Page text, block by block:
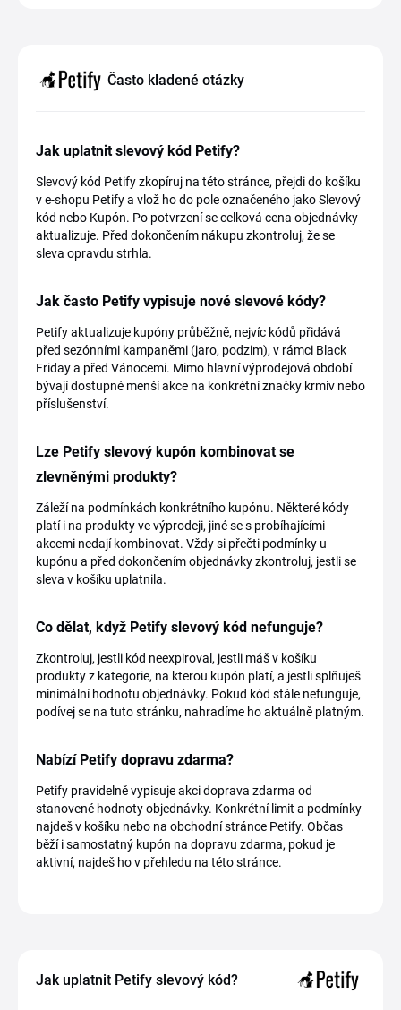
Často kladené otázky
Jak uplatnit slevový kód Petify?
Slevový kód Petify zkopíruj na této stránce, přejdi do košíku
v e-shopu Petify a vlož ho do pole označeného jako Slevový
kód nebo Kupón. Po potvrzení se celková cena objednávky
aktualizuje. Před dokončením nákupu zkontroluj, že se
sleva opravdu strhla.
Jak často Petify vypisuje nové slevové kódy?
Petify aktualizuje kupóny průběžně, nejvíc kódů přidává
před sezónními kampaněmi (jaro, podzim), v rámci Black
Friday a před Vánocemi. Mimo hlavní výprodejová období
bývají dostupné menší akce na konkrétní značky krmiv nebo
příslušenství.
Lze Petify slevový kupón kombinovat se
zlevněnými produkty?
Záleží na podmínkách konkrétního kupónu. Některé kódy
platí i na produkty ve výprodeji, jiné se s probíhajícími
akcemi nedají kombinovat. Vždy si přečti podmínky u
kupónu a před dokončením objednávky zkontroluj, jestli se
sleva v košíku uplatnila.
Co dělat, když Petify slevový kód nefunguje?
Zkontroluj, jestli kód neexpiroval, jestli máš v košíku
produkty z kategorie, na kterou kupón platí, a jestli splňuješ
minimální hodnotu objednávky. Pokud kód stále nefunguje,
podívej se na tuto stránku, nahradíme ho aktuálně platným.
Nabízí Petify dopravu zdarma?
Petify pravidelně vypisuje akci doprava zdarma od
stanovené hodnoty objednávky. Konkrétní limit a podmínky
najdeš v košíku nebo na obchodní stránce Petify. Občas
běží i samostatný kupón na dopravu zdarma, pokud je
aktivní, najdeš ho v přehledu na této stránce.
Jak uplatnit Petify slevový kód?